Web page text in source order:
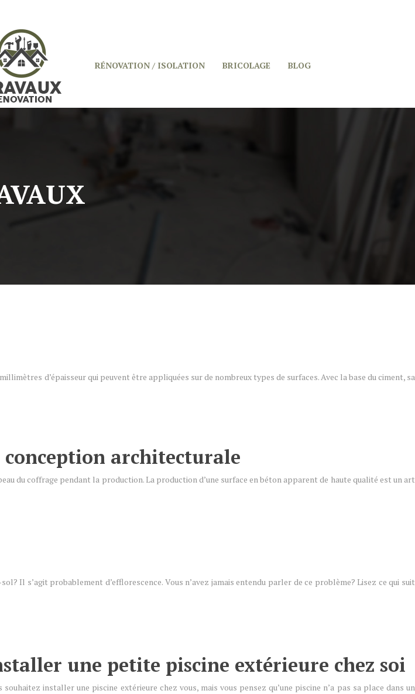
RÉNOVATION / ISOLATION BRICOLAGE BLOG
d’épaisseur qui peuvent être appliquées sur de nombreux types de surfaces. Avec la base du ciment, sa
conception architecturale
du coffrage pendant la production. La production d’une surface en béton apparent de haute qualité est un art
Il s’agit probablement d’efflorescence. Vous n’avez jamais entendu parler de ce problème? Lisez ce qui suit
une petite piscine extérieure chez soi
souhaitez installer une piscine extérieure chez vous, mais vous pensez qu’une piscine n’a pas sa place dans un